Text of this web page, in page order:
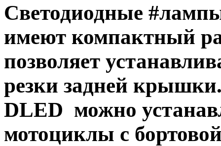
Светодиодные
имеют компактный
позволяет
резки задней
DLED можно
мотоциклы с